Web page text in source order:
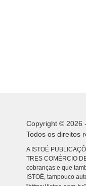
Copyright © 2026
Todos os direitos
A ISTOÉ
TRES COMÉRCIO
cobranças e que
ISTOÉ, tampouco